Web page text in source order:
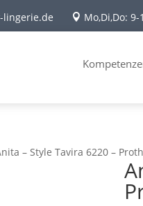
lingerie.de  Mo,Di,Do:
– Style Tavira 6220 –